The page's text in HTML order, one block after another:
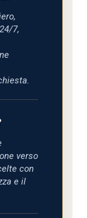
7,
verso
con
e il